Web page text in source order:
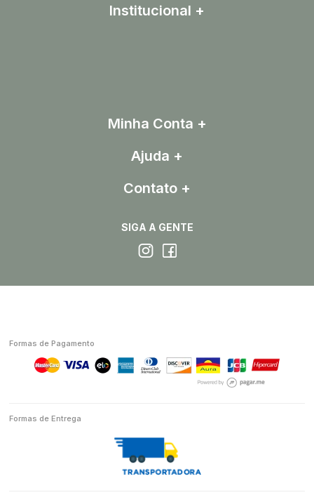
Institucional
Minha Conta
Ajuda
Contato
SIGA A GENTE
Formas de Pagamento
Formas de Entrega